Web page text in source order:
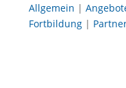
Allgemein |
Fortbildung |